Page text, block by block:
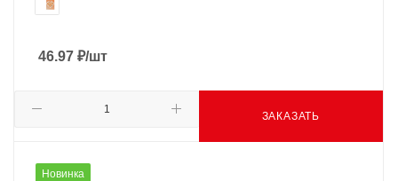
46.97 ₽/шт
ЗАКАЗАТЬ
Новинка